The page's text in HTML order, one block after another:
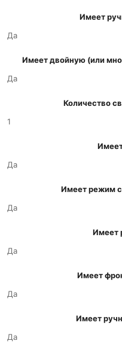
Имеет
Да
Имеет двойную (или
Да
Количество
1
Да
Имеет режим
Да
Имеет
Да
Имеет
Да
Имеет
Да